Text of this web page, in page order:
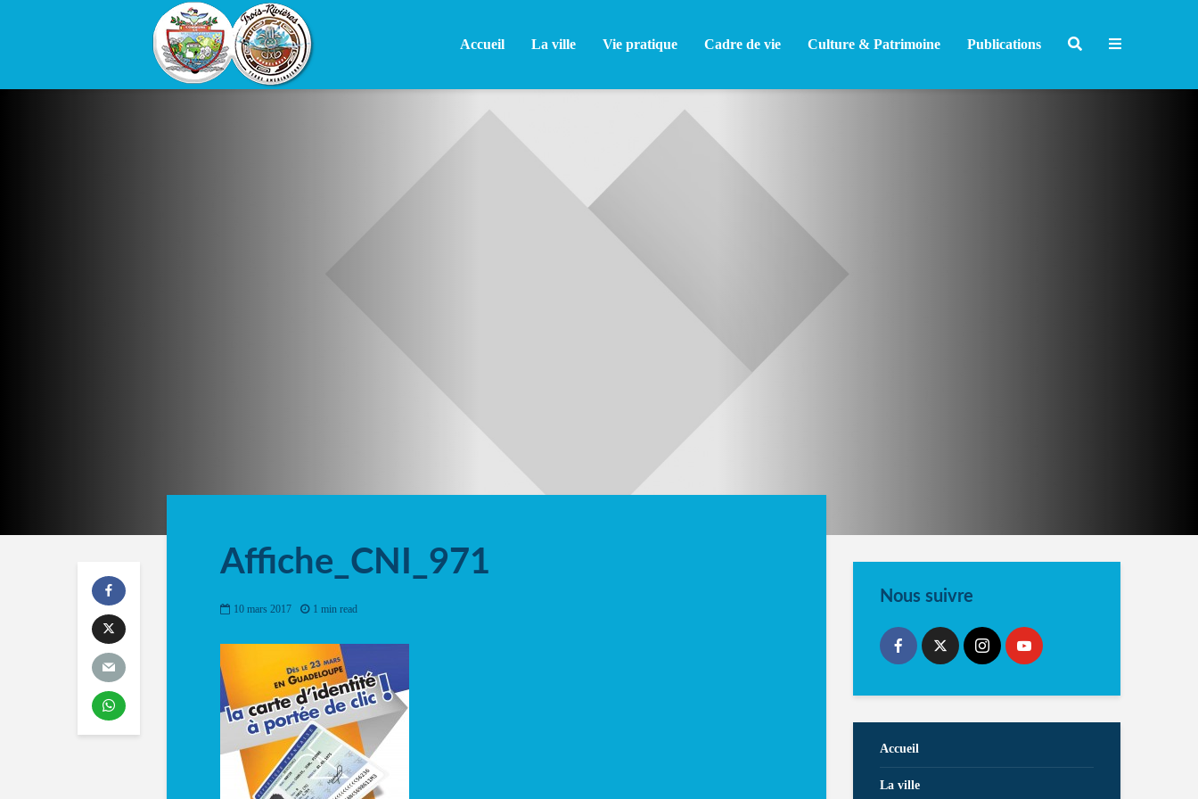
Accueil La ville Vie pratique Cadre de vie Culture & Patrimoine Publications
Affiche_CNI_971
10 mars 2017 1 min read
Nous suivre
Accueil
La ville